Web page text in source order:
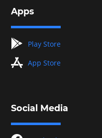
Apps
googleplay Play Store
appstore App Store
Social Media